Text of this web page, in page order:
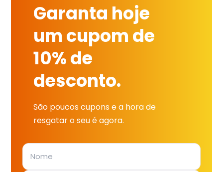
Garanta hoje
um cupom de
10% de
desconto.
São poucos cupons e a hora de
resgatar o seu é agora.